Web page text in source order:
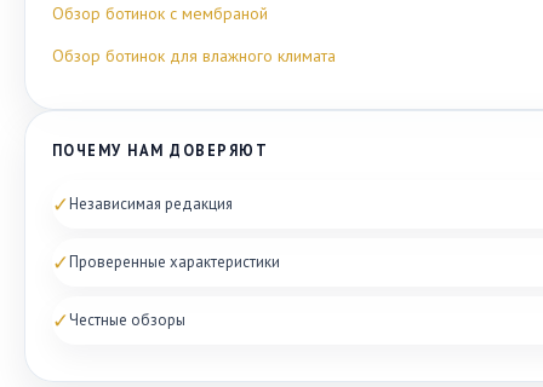
Обзор ботинок с мембраной
Обзор ботинок для влажного климата
ПОЧЕМУ НАМ ДОВЕРЯЮТ
✓Независимая редакция
✓Проверенные характеристики
✓Честные обзоры